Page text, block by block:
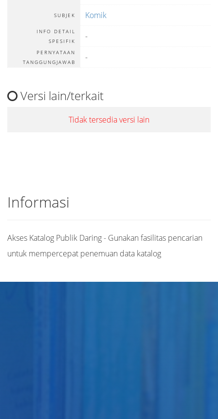
SUBJEK Komik
INFO DETAIL
SPESIFIK
-
PERNYATAAN
TANGGUNGJAWAB
-
Versi lain/terkait
Tidak tersedia versi lain
Informasi
Akses Katalog Publik Daring - Gunakan fasilitas pencarian
untuk mempercepat penemuan data katalog